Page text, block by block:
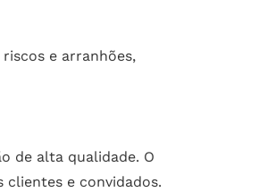
e arranhões,
de alta qualidade. O
e convidados.